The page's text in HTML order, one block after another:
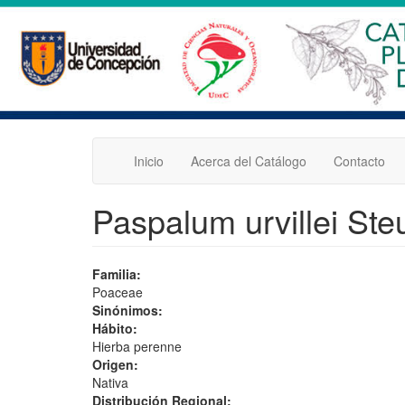
Pasar
contenido
principal
Inicio Acerca del Catálogo Contacto
Paspalum urvillei
Familia:
Poaceae
Sinónimos:
Hábito:
Hierba perenne
Origen:
Nativa
Distribución Regional: